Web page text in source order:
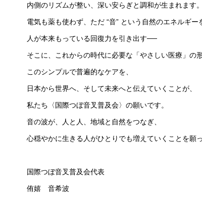
内側のリズムが整い、深い安らぎと調和が生まれます。
電気も薬も使わず、ただ “音” という自然のエネルギー
人が本来もっている回復力を引き出す──
そこに、これからの時代に必要な「やさしい医療」の
このシンプルで普遍的なケアを、
日本から世界へ、そして未来へと伝えていくことが、
私たち〈国際つぼ音叉普及会〉の願いです。
音の波が、人と人、地域と自然をつなぎ、
心穏やかに生きる人がひとりでも増えていくことを願っ
国際つぼ音叉普及会代表
侑嬉 音希波